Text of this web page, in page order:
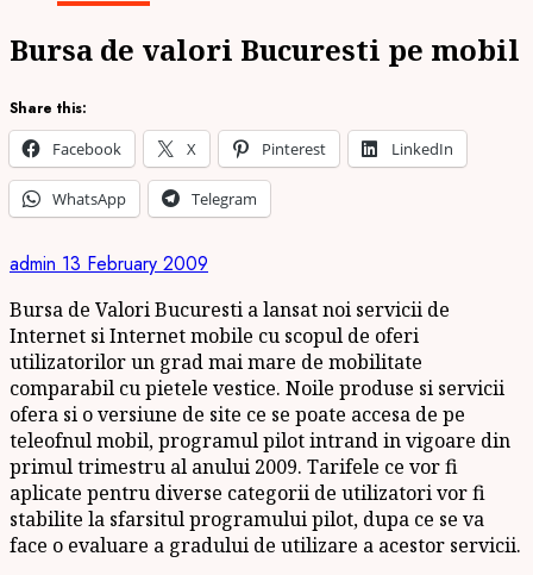
Bursa de valori Bucuresti pe mobil
Share this:
Facebook
X Pinterest LinkedIn
WhatsApp Telegram
admin 13 February 2009
Bursa de Valori Bucuresti a lansat noi servicii de
Internet si Internet mobile cu scopul de oferi
utilizatorilor un grad mai mare de mobilitate
comparabil cu pietele vestice. Noile produse si servicii
ofera si o versiune de site ce se poate accesa de pe
teleofnul mobil, programul pilot intrand in vigoare din
primul trimestru al anului 2009. Tarifele ce vor fi
aplicate pentru diverse categorii de utilizatori vor fi
stabilite la sfarsitul programului pilot, dupa ce se va
face o evaluare a gradului de utilizare a acestor servicii.